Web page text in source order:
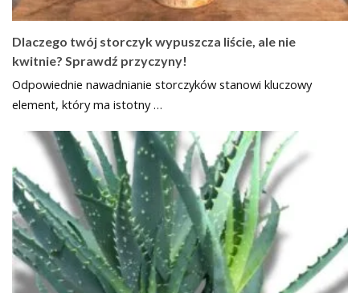
Dlaczego twój storczyk wypuszcza liście, ale nie
kwitnie? Sprawdź przyczyny!
Odpowiednie nawadnianie storczyków stanowi kluczowy
element, który ma istotny …